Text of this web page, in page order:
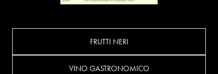
FRUTTI NERI
VINO GASTRONOMICO